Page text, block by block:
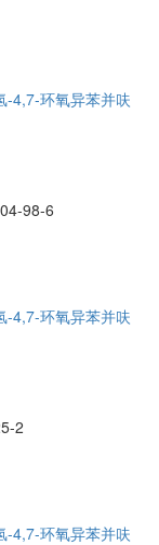
-4,7-环氧异苯并呋
98-6
-4,7-环氧异苯并呋
2
-4,7-环氧异苯并呋